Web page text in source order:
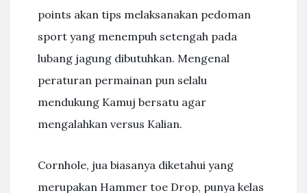
points akan tips melaksanakan pedoman
sport yang menempuh setengah pada
lubang jagung dibutuhkan. Mengenal
peraturan permainan pun selalu
mendukung Kamuj bersatu agar
mengalahkan versus Kalian.
Cornhole, jua biasanya diketahui yang
merupakan Hammer toe Drop, punya kelas